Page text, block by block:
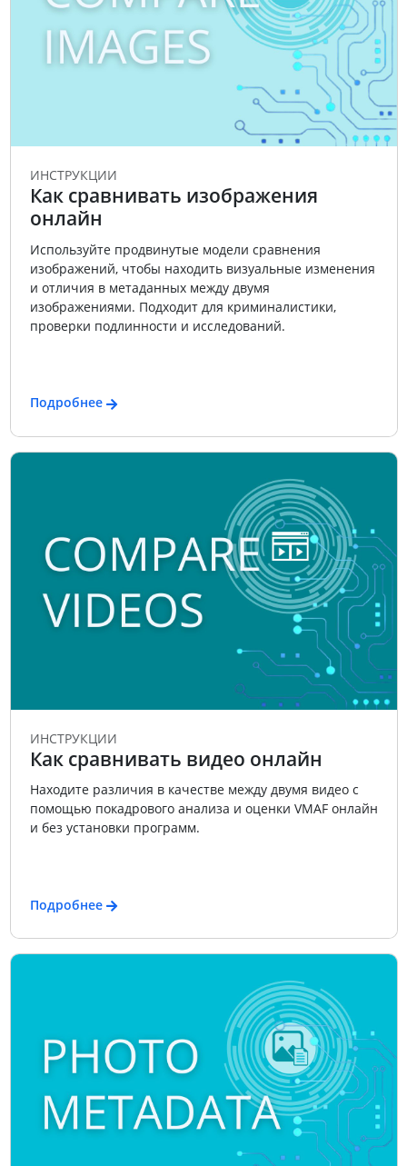
ИНСТРУКЦИИ
Как сравнивать изображения
онлайн
Используйте продвинутые модели сравнения
изображений, чтобы находить визуальные изменения
и отличия в метаданных между двумя
изображениями. Подходит для криминалистики,
проверки подлинности и исследований.
Подробнее
ИНСТРУКЦИИ
Как сравнивать видео онлайн
Находите различия в качестве между двумя видео с
помощью покадрового анализа и оценки VMAF онлайн
и без установки программ.
Подробнее